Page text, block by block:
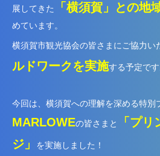
展してきた 「 横須賀」との地
めています。
横須賀市観光協会の皆さまにご協力い
ルドワークを実施する予定です
今回は、横須賀への理解を深める特別
MARLOWEの皆さまと
「プ
ジ」
を実施しました！